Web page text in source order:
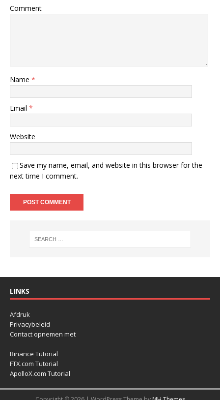
Comment
Name *
Email *
Website
Save my name, email, and website in this browser for the
next time I comment.
LINKS
Afdruk
Privacybeleid
Contact opnemen met
Binance Tutorial
FTX.com Tutorial
ApolloX.com Tutorial